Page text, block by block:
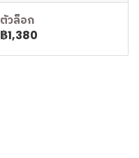
ตัวล็อก
฿1,380